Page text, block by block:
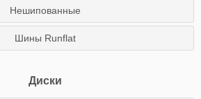
Нешипованные
Шины Runflat
Диски